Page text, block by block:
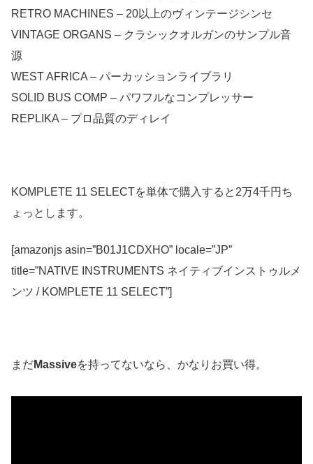
RETRO MACHINES – 20以上のヴィンテージシンセ
VINTAGE ORGANS – クラシックオルガンのサンプル音
源
WEST AFRICA – パーカッションライブラリ
SOLID BUS COMP – パワフルなコンプレッサー
REPLIKA – プロ品質のディレイ
KOMPLETE 11 SELECTを単体で購入すると2万4千円ち
ょっとします。
[amazonjs asin=”B01J1CDXHO” locale=”JP”
title=”NATIVE INSTRUMENTS ネイティブインストゥルメ
ンツ / KOMPLETE 11 SELECT”]
まだMassiveを持ってないなら、かなりお買い得。